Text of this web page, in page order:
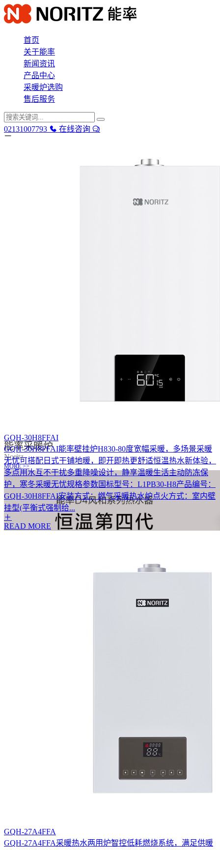
首页
关于能率
新闻资讯
产品中心
采暖炉选购
售后服务
02131007793 在线咨询
能率采暖炉
Noritz
MORE >>
GQH-30H8FFAI
GQH-30H8FFAI能率壁挂炉H830-80度宽幅采暖，多场景采暖
无忧可搭配日式干铺地暖，即开即热更舒适恒温热水新体验，
多点用水互不干扰多重降噪设计，静享温暖生活主动防冻保
护，寒冬采暖无忧规格参数国标型号：L1PB30-H8产品编号：
GQH-30H8FFAI安装方式：燃气采暖热水炉点火方式：室内壁
挂型(平衡式强制给...
READ MORE
GQH-27A4FFA
GQH-27A4FFA采暖热水两用炉智控低耗燃烧系统，满足供暖